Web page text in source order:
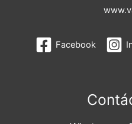
Facebook